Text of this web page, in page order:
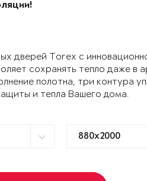
дверей Torex с
сохранять тепло даже в
полотна, три контура
и тепла Вашего дома.